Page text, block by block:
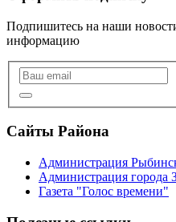
Подпишитесь на наши
информацию
Сайты Района
Администрация
Администрация города
Газета "Голос времени"